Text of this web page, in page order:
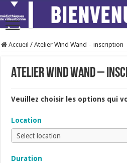
Accueil / Atelier Wind Wand – inscription
Atelier Wind Wand –
Veuillez choisir les options qui
Location
Duration